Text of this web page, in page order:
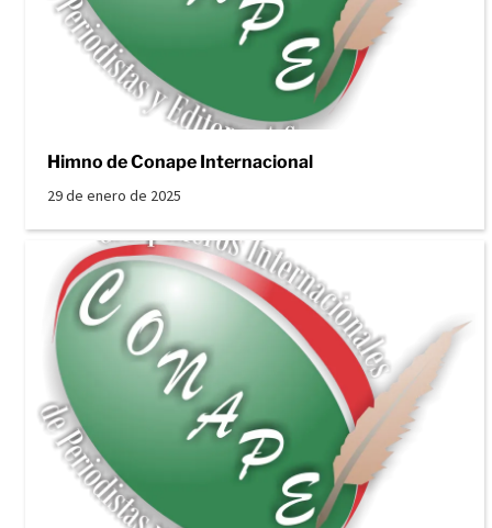
Himno de Conape Internacional
29 de enero de 2025